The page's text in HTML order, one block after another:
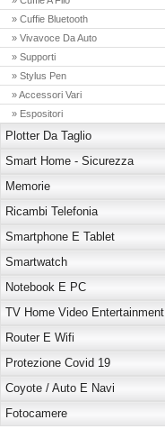
» Cuffie Bluetooth
» Vivavoce Da Auto
» Supporti
» Stylus Pen
» Accessori Vari
» Espositori
Plotter Da Taglio
Smart Home - Sicurezza
Memorie
Ricambi Telefonia
Smartphone E Tablet
Smartwatch
Notebook E PC
TV Home Video Entertainment
Router E Wifi
Protezione Covid 19
Coyote / Auto E Navi
Fotocamere